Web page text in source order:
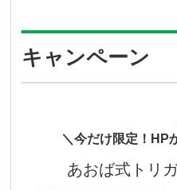
キャンペーン
＼今だけ限定！HP
あおば式トリ